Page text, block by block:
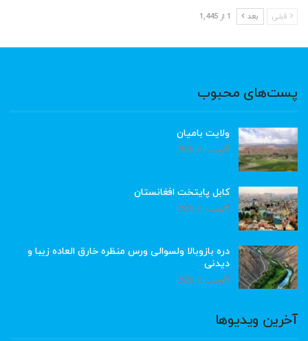
قبلی بعد 1 از 1,445
پست‌های محبوب
ولایت بامیان
آگوست 6, 2026
کابل پایتخت افغانستان
آگوست 6, 2026
دره بازوبالا ولسوالی ورس منظره خارق العاده زیبا و
دیدنی
آگوست 6, 2026
آخرین ویدیوها